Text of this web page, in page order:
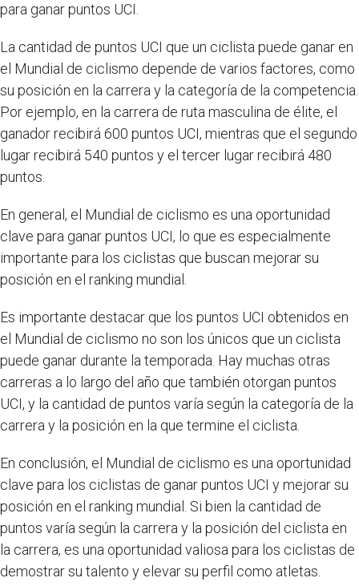
para ganar puntos UCI.
La cantidad de puntos UCI que un ciclista puede ganar en
el Mundial de ciclismo depende de varios factores, como
su posición en la carrera y la categoría de la competencia.
Por ejemplo, en la carrera de ruta masculina de élite, el
ganador recibirá 600 puntos UCI, mientras que el segundo
lugar recibirá 540 puntos y el tercer lugar recibirá 480
puntos.
En general, el Mundial de ciclismo es una oportunidad
clave para ganar puntos UCI, lo que es especialmente
importante para los ciclistas que buscan mejorar su
posición en el ranking mundial.
Es importante destacar que los puntos UCI obtenidos en
el Mundial de ciclismo no son los únicos que un ciclista
puede ganar durante la temporada. Hay muchas otras
carreras a lo largo del año que también otorgan puntos
UCI, y la cantidad de puntos varía según la categoría de la
carrera y la posición en la que termine el ciclista.
En conclusión, el Mundial de ciclismo es una oportunidad
clave para los ciclistas de ganar puntos UCI y mejorar su
posición en el ranking mundial. Si bien la cantidad de
puntos varía según la carrera y la posición del ciclista en
la carrera, es una oportunidad valiosa para los ciclistas de
demostrar su talento y elevar su perfil como atletas.